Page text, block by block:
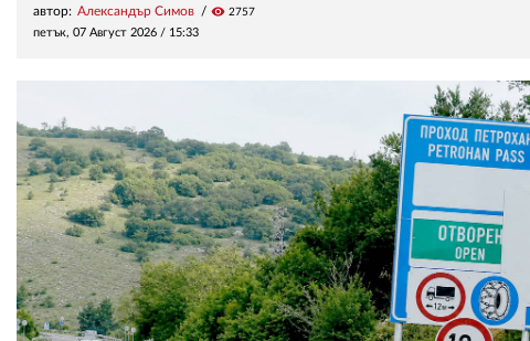
автор: Александър Симов visibility 2757
петък, 07 Август 2026 / 15:33